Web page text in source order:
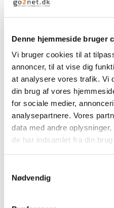
Denne hjemmeside bruger
Vi bruger cookies til at
annoncer, til at vise dig
at analysere vores trafik. Vi
din brug af vores
for sociale medier,
analysepartnere. Vores
data med andre
de har indsamlet fra din
Nødvendig
Drops - First Leaf
DROPS Design
Ring for pris